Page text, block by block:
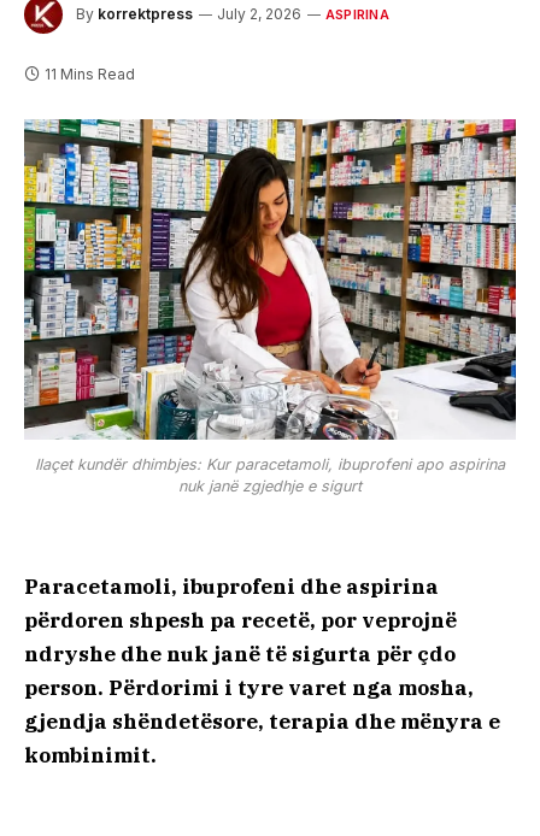
By korrektpress July 2, 2026 ASPIRINA
11 Mins Read
Ilaçet kundër dhimbjes: Kur paracetamoli, ibuprofeni apo aspirina
nuk janë zgjedhje e sigurt
Paracetamoli, ibuprofeni dhe aspirina
përdoren shpesh pa recetë, por veprojnë
ndryshe dhe nuk janë të sigurta për çdo
person. Përdorimi i tyre varet nga mosha,
gjendja shëndetësore, terapia dhe mënyra e
kombinimit.